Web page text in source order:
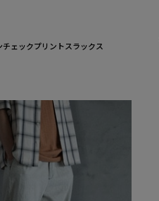
ェックプリントスラックス